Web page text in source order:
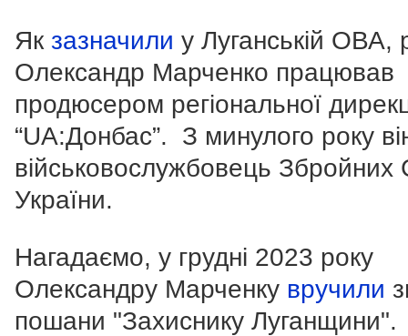
Як зазначили у Луганській ОВА,
Олександр Марченко працював
продюсером регіональної
“UA:Донбас”. З минулого року
військовослужбовець Збройних
України.
Нагадаємо, у грудні 2023 року
Олександру Марченку вручили
пошани "Захиснику Луганщини".